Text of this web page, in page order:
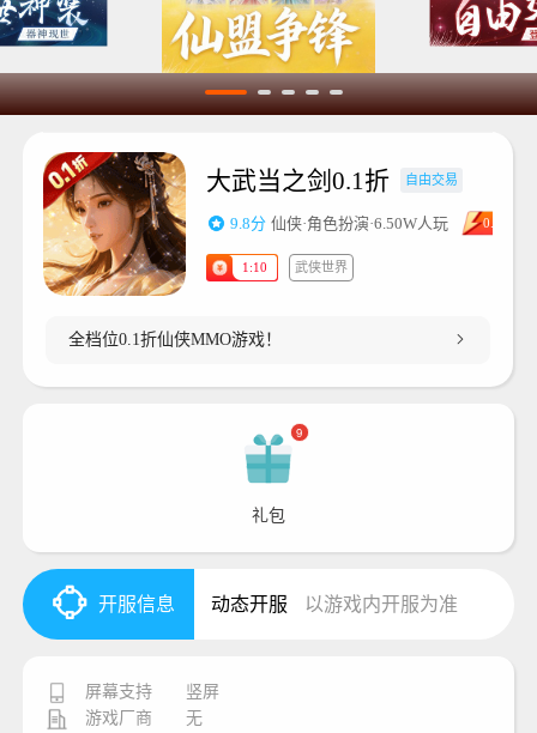
大武当之剑0.1折 自由交易
9.8分 仙侠·角色扮演·6.50W人玩 0.1折
1:10 武侠世界
全档位0.1折仙侠MMO游戏！
9
礼包
开服信息 动态开服 以游戏内开服为准
屏幕支持
竖屏
游戏厂商
无